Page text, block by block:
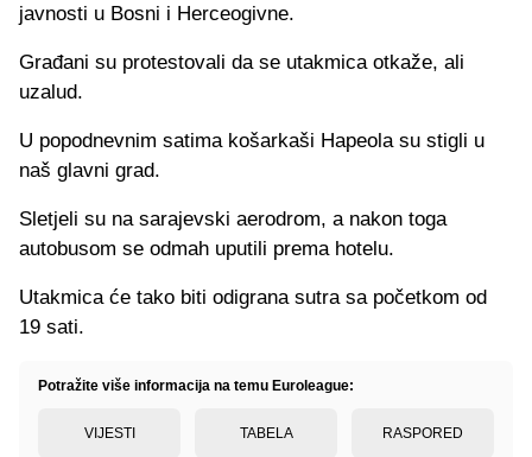
javnosti u Bosni i Herceogivne.
Građani su protestovali da se utakmica otkaže, ali
uzalud.
U popodnevnim satima košarkaši Hapeola su stigli u
naš glavni grad.
Sletjeli su na sarajevski aerodrom, a nakon toga
autobusom se odmah uputili prema hotelu.
Utakmica će tako biti odigrana sutra sa početkom od
19 sati.
Potražite više informacija na temu Euroleague:
VIJESTI TABELA RASPORED